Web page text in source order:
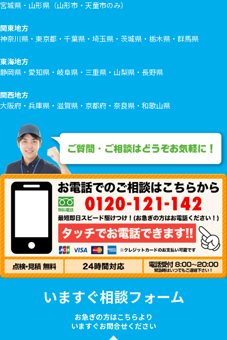
宮城県・山形県（山形市・天童市のみ）
関東地方
神奈川県・東京都・千葉県・埼玉県・茨城県・栃木県・群馬県
東海地方
静岡県・愛知県・岐阜県・三重県・山梨県・長野県
関西地方
大阪府・兵庫県・滋賀県・京都府・奈良県・和歌山県
いますぐ相談フォーム
お急ぎの方はこちらより
いますぐお問合せください